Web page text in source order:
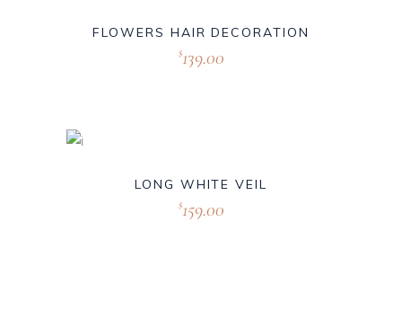
FLOWERS HAIR DECORATION
$139.00
LONG WHITE VEIL
$159.00